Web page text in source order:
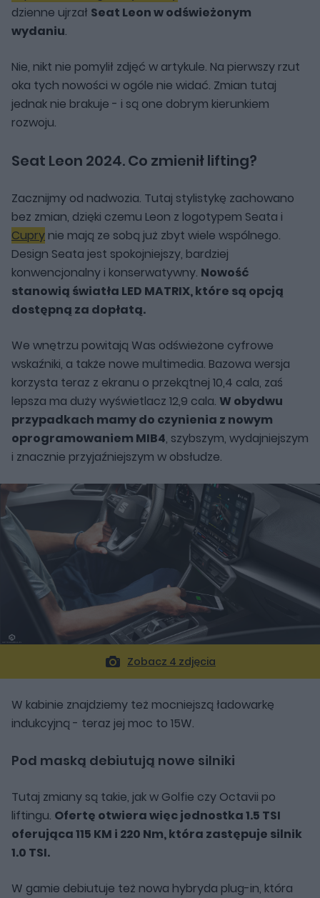
dzienne ujrzał Seat Leon w odświeżonym
wydaniu.
Nie, nikt nie pomylił zdjęć w artykule. Na pierwszy rzut
oka tych nowości w ogóle nie widać. Zmian tutaj
jednak nie brakuje - i są one dobrym kierunkiem
rozwoju.
Seat Leon 2024. Co zmienił lifting?
Zacznijmy od nadwozia. Tutaj stylistykę zachowano
bez zmian, dzięki czemu Leon z logotypem Seata i
Cupry nie mają ze sobą już zbyt wiele wspólnego.
Design Seata jest spokojniejszy, bardziej
konwencjonalny i konserwatywny. Nowość
stanowią światła LED MATRIX, które są opcją
dostępną za dopłatą.
We wnętrzu powitają Was odświeżone cyfrowe
wskaźniki, a także nowe multimedia. Bazowa wersja
korzysta teraz z ekranu o przekątnej 10,4 cala, zaś
lepsza ma duży wyświetlacz 12,9 cala. W obydwu
przypadkach mamy do czynienia z nowym
oprogramowaniem MIB4, szybszym, wydajniejszym
i znacznie przyjaźniejszym w obsłudze.
Zobacz 4 zdjęcia
W kabinie znajdziemy też mocniejszą ładowarkę
indukcyjną - teraz jej moc to 15W.
Pod maską debiutują nowe silniki
Tutaj zmiany są takie, jak w Golfie czy Octavii po
liftingu. Ofertę otwiera więc jednostka 1.5 TSI
oferująca 115 KM i 220 Nm, która zastępuje silnik
1.0 TSI.
W gamie debiutuje też nowa hybryda plug-in, która